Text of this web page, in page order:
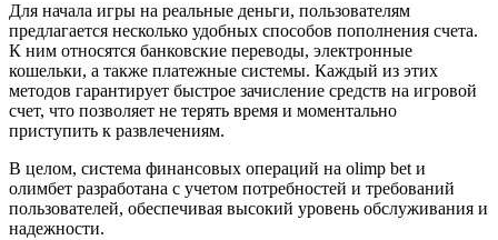
Для начала игры на реальные деньги, пользователям
предлагается несколько удобных способов пополнения счета.
К ним относятся банковские переводы, электронные
кошельки, а также платежные системы. Каждый из этих
методов гарантирует быстрое зачисление средств на игровой
счет, что позволяет не терять время и моментально
приступить к развлечениям.
В целом, система финансовых операций на olimp bet и
олимбет разработана с учетом потребностей и требований
пользователей, обеспечивая высокий уровень обслуживания и
надежности.